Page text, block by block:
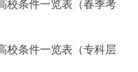
校条件一览表（春季考
校条件一览表（专科层